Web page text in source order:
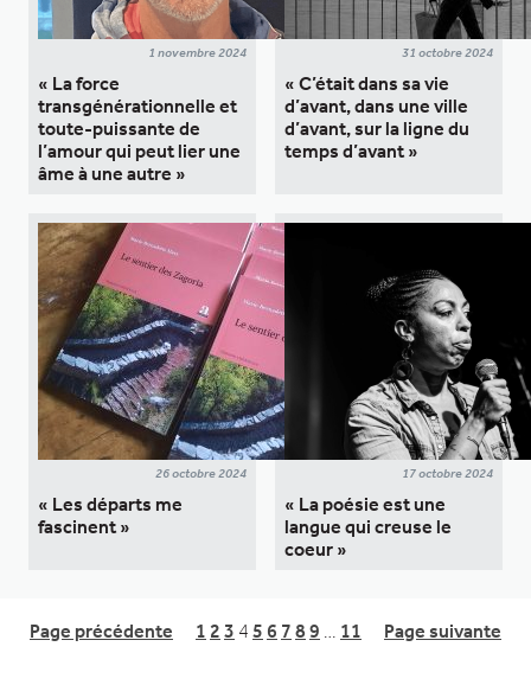
1 novembre 2024
« La force
transgénérationnelle et
toute-puissante de
l’amour qui peut lier une
âme à une autre »
31 octobre 2024
« C’était dans sa vie
d’avant, dans une ville
d’avant, sur la ligne du
temps d’avant »
26 octobre 2024
« Les départs me
fascinent »
17 octobre 2024
« La poésie est une
langue qui creuse le
coeur »
Page précédente 1 2 3 4 5 6 7 8 9 11 Page suivante